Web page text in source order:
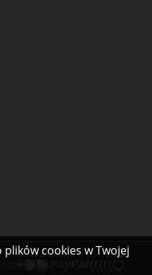
cookies w Twojej